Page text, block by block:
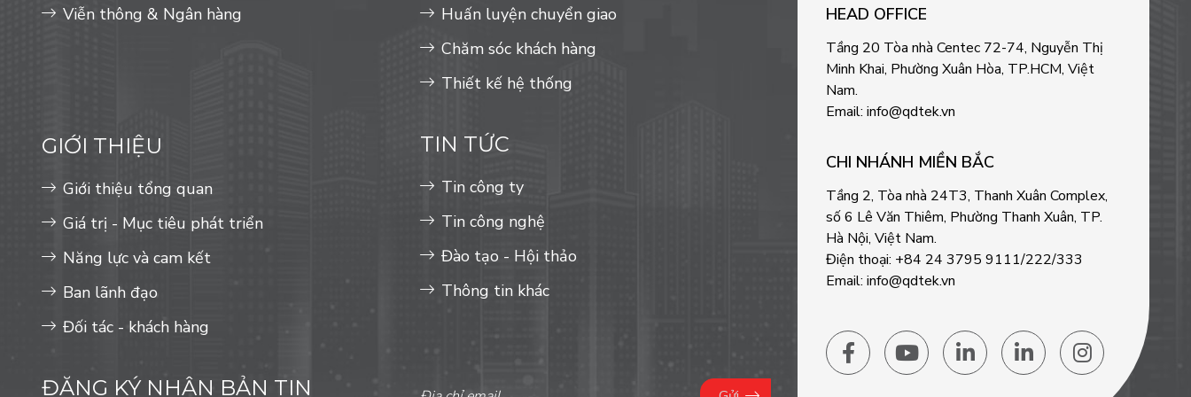
Viễn thông & Ngân hàng
GIỚI THIỆU
Giới thiệu tổng quan
Giá trị - Mục tiêu phát triển
Năng lực và cam kết
Ban lãnh đạo
Đối tác - khách hàng
ĐĂNG KÝ NHẬN BẢN TIN
Huấn luyện chuyển giao
Chăm sóc khách hàng
Thiết kế hệ thống
TIN TỨC
Tin công ty
Tin công nghệ
Đào tạo - Hội thảo
Thông tin khác
HEAD OFFICE
Tầng 20 Tòa nhà Centec 72-74, Nguyễn Thị
Minh Khai, Phường Xuân Hòa, TP.HCM, Việt
Nam.
Email: info@qdtek.vn
CHI NHÁNH MIỀN BẮC
Tầng 2, Tòa nhà 24T3, Thanh Xuân Complex,
số 6 Lê Văn Thiêm, Phường Thanh Xuân, TP.
Hà Nội, Việt Nam.
Điện thoại: +84 24 3795 9111/222/333
Email: info@qdtek.vn